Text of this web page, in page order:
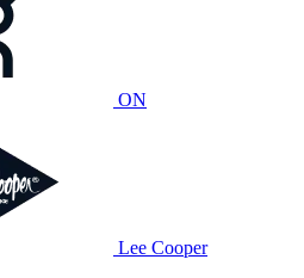
ON
Lee Cooper